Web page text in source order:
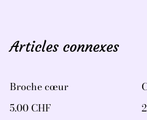
Articles connexes
Broche cœur
5.00 CHF